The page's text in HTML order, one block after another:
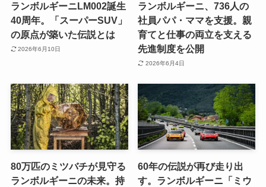
ランボルギーニLM002誕生
40周年。「スーパーSUV」
の原点が築いた伝説とは
2026年6月10日
ランボルギーニ、736人の
社員パパ・ママを支援。親
育てと仕事の両立を支える
先進制度を公開
2026年6月4日
80万匹のミツバチが見守る
ランボルギーニの未来。持
60年の伝説が再び走り出
す。ランボルギーニ「ミウ